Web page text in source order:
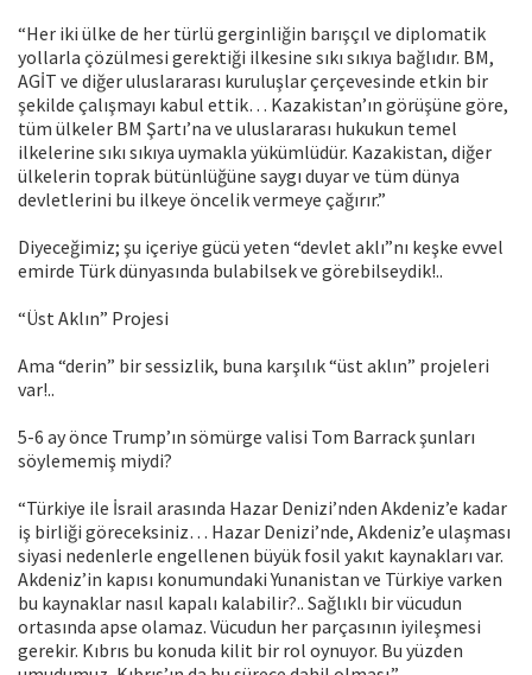
“Her iki ülke de her türlü gerginliğin barışçıl ve diplomatik
yollarla çözülmesi gerektiği ilkesine sıkı sıkıya bağlıdır. BM,
AGİT ve diğer uluslararası kuruluşlar çerçevesinde etkin bir
şekilde çalışmayı kabul ettik… Kazakistan’ın görüşüne göre,
tüm ülkeler BM Şartı’na ve uluslararası hukukun temel
ilkelerine sıkı sıkıya uymakla yükümlüdür. Kazakistan, diğer
ülkelerin toprak bütünlüğüne saygı duyar ve tüm dünya
devletlerini bu ilkeye öncelik vermeye çağırır.”
Diyeceğimiz; şu içeriye gücü yeten “devlet aklı”nı keşke evvel
emirde Türk dünyasında bulabilsek ve görebilseydik!..
“Üst Aklın” Projesi
Ama “derin” bir sessizlik, buna karşılık “üst aklın” projeleri
var!..
5-6 ay önce Trump’ın sömürge valisi Tom Barrack şunları
söylememiş miydi?
“Türkiye ile İsrail arasında Hazar Denizi’nden Akdeniz’e kadar
iş birliği göreceksiniz… Hazar Denizi’nde, Akdeniz’e ulaşması
siyasi nedenlerle engellenen büyük fosil yakıt kaynakları var.
Akdeniz’in kapısı konumundaki Yunanistan ve Türkiye varken
bu kaynaklar nasıl kapalı kalabilir?.. Sağlıklı bir vücudun
ortasında apse olamaz. Vücudun her parçasının iyileşmesi
gerekir. Kıbrıs bu konuda kilit bir rol oynuyor. Bu yüzden